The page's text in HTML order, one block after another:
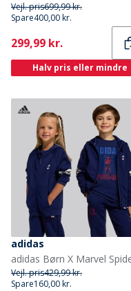
Vejl. pris699,99 kr.
Spare400,00 kr.
Current
299,99 kr.
Halv pris eller mindre
adidas
Vejl. pris429,99 kr.
Spare160,00 kr.